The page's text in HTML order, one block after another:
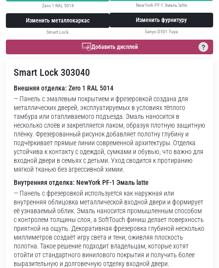
Zero 1 RAL 5014
Изменить металлокаркас
Smart Lock
NewYork PF-1 Эмаль latte
Изменить фурнитуру
Sanyo D501 Tuya
Добавить дисплей
Smart Lock 303040
Внешняя отделка: Zero 1 RAL 5014
— Панель с эмалевым покрытием и фрезеровкой создана для
металлических дверей, эксплуатируемых в условиях тёплого
тамбура или отапливаемого подъезда. Эмаль наносится в
несколько слоёв и закрепляется лаком, образуя плотную защитную
плёнку. Фрезерованный рисунок добавляет полотну глубину и
подчёркивает прямые линии современной архитектуры. Отделка
устойчива к контакту с одеждой, сумками и обувью, что важно для
входной двери в семьях с детьми. Уход сводится к протиранию
мягкой тканью без агрессивной химии.
Внутренняя отделка: NewYork PF-1 Эмаль latte
— Панель с фрезеровкой используется как наружная или
внутренняя облицовка металлической входной двери и формирует
её узнаваемый облик. Эмаль наносится промышленным способом
с контролем толщины слоя, а SoftTouch финиш делает поверхность
приятной на ощупь. Декоративная фрезеровка глубиной несколько
миллиметров создаёт игру света и тени, оживляя плоскость
полотна. Такое решение подходит владельцам, которые хотят
отойти от стандартного винилового покрытия и получить более
выразительную и долговечную отделку входной двери.